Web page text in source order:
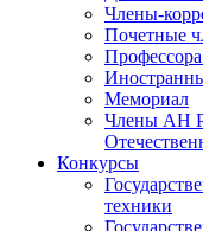
Члены-
Почетные
Мемориал
Члены АН
Конкурсы
техники